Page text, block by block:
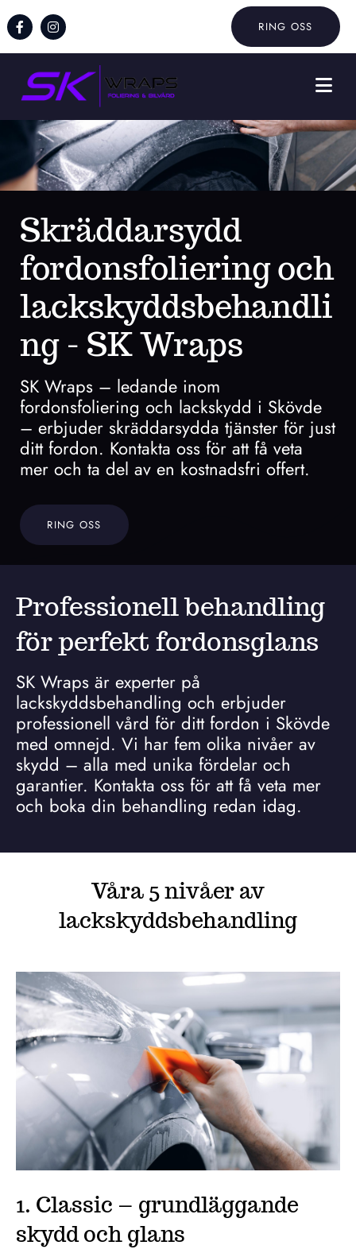
RING OSS
Skräddarsydd
fordonsfoliering och
lackskyddsbehandli
ng - SK Wraps
SK Wraps – ledande inom
fordonsfoliering och lackskydd i Skövde
– erbjuder skräddarsydda tjänster för just
ditt fordon. Kontakta oss för att få veta
mer och ta del av en kostnadsfri offert.
RING OSS
Professionell behandling
för perfekt fordonsglans
SK Wraps är experter på
lackskyddsbehandling och erbjuder
professionell vård för ditt fordon i Skövde
med omnejd. Vi har fem olika nivåer av
skydd – alla med unika fördelar och
garantier. Kontakta oss för att få veta mer
och boka din behandling redan idag.
Våra 5 nivåer av
lackskyddsbehandling
1. Classic – grundläggande
skydd och glans